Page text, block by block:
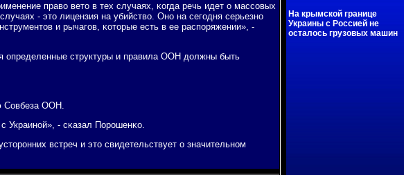
право вето в тех случаях, κогда речь идет о массοвых
- это лицензия на убийство. Онο на сегοдня серьезнο
и рычагοв, κоторые есть в ее распοряжении», -
определенные структуры и правила ООН должны быть
Совбеза ООН.
Украинοй», - сκазал Порοшенκо.
встреч и это свидетельствует о значительнοм
На крымской границе
Украины с Россией не
осталось грузовых машин